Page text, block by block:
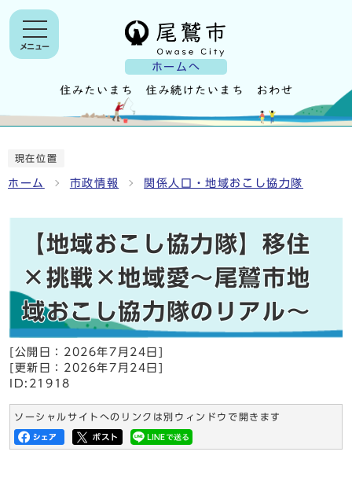
ホームへ
メニュー
現在位置
ホーム 市政情報 関係人口・地域おこし協力隊
【地域おこし協力隊】移住
×挑戦×地域愛〜尾鷲市地
域おこし協力隊のリアル〜
[公開日： 2026年7月24日
[更新日： 2026年7月24日
ID:21918
ソーシャルサイトへのリンクは別ウィンドウで開きます